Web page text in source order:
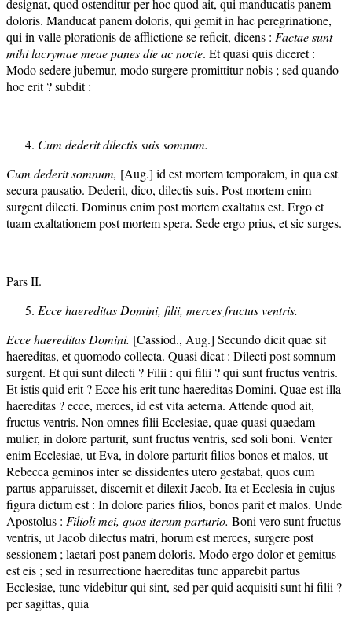
designat, quod ostenditur per hoc quod ait, qui manducatis panem
doloris. Manducat panem doloris, qui gemit in hac peregrinatione,
qui in valle plorationis de afflictione se reficit, dicens : Factae sunt
mihi lacrymae meae panes die ac nocte. Et quasi quis diceret :
Modo sedere jubemur, modo surgere promittitur nobis ; sed quando
hoc erit ? subdit :
Cum dederit dilectis suis somnum.
Cum dederit somnum, [Aug.] id est mortem temporalem, in qua est
secura pausatio. Dederit, dico, dilectis suis. Post mortem enim
surgent dilecti. Dominus enim post mortem exaltatus est. Ergo et
tuam exaltationem post mortem spera. Sede ergo prius, et sic surges.
Pars II.
Ecce haereditas Domini, filii, merces fructus ventris.
Ecce haereditas Domini. [Cassiod., Aug.] Secundo dicit quae sit
haereditas, et quomodo collecta. Quasi dicat : Dilecti post somnum
surgent. Et qui sunt dilecti ? Filii : qui filii ? qui sunt fructus ventris.
Et istis quid erit ? Ecce his erit tunc haereditas Domini. Quae est illa
haereditas ? ecce, merces, id est vita aeterna. Attende quod ait,
fructus ventris. Non omnes filii Ecclesiae, quae quasi quaedam
mulier, in dolore parturit, sunt fructus ventris, sed soli boni. Venter
enim Ecclesiae, ut Eva, in dolore parturit filios bonos et malos, ut
Rebecca geminos inter se dissidentes utero gestabat, quos cum
partus apparuisset, discernit et dilexit Jacob. Ita et Ecclesia in cujus
figura dictum est : In dolore paries filios, bonos parit et malos. Unde
Apostolus : Filioli mei, quos iterum parturio. Boni vero sunt fructus
ventris, ut Jacob dilectus matri, horum est merces, surgere post
sessionem ; laetari post panem doloris. Modo ergo dolor et gemitus
est eis ; sed in resurrectione haereditas tunc apparebit partus
Ecclesiae, tunc videbitur qui sint, sed per quid acquisiti sunt hi filii ?
per sagittas, quia